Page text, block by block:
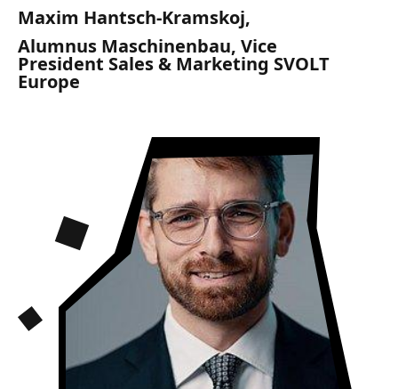
Maxim Hantsch-Kramskoj,
Alumnus Maschinenbau, Vice
President Sales & Marketing SVOLT
Europe